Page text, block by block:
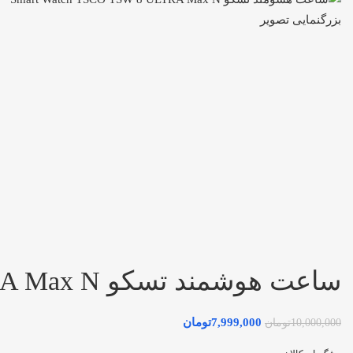
بزرگنمایی تصویر
ساعت هوشمند تسکو Smart Watch TSCO TSW 8 ULTRA Max N
10,000,000تومان 7,999,000تومان